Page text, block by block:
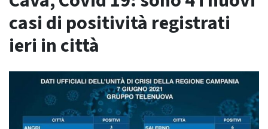
casi di positività registrati
ieri in città